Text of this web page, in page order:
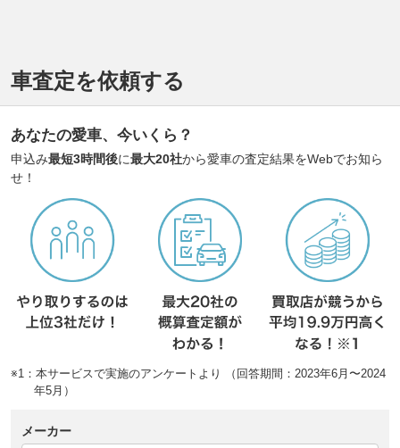
車査定を依頼する
あなたの愛車、今いくら？
申込み最短3時間後に最大20社から愛車の査定結果をWebでお知ら
せ！
※1：本サービスで実施のアンケートより （回答期間：2023年6月〜2024
年5月）
メーカー